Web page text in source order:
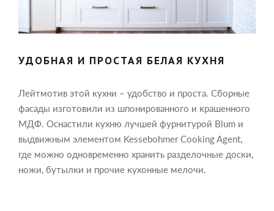
УДОБНАЯ И ПРОСТАЯ БЕЛАЯ КУХНЯ
Лейтмотив этой кухни – удобство и проста. Сборные
фасады изготовили из шпонированного и крашенного
МДФ. Оснастили кухню лучшей фурнитурой Blum и
выдвижным элементом Kessebohmer Cooking Agent,
где можно одновременно хранить разделочные доски,
ножи, бутылки и прочие кухонные мелочи.